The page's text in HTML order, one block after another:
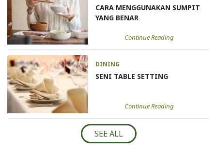
CARA MENGGUNAKAN SUMPIT
YANG BENAR
Continue Reading
DINING
SENI TABLE SETTING
Continue Reading
SEE ALL